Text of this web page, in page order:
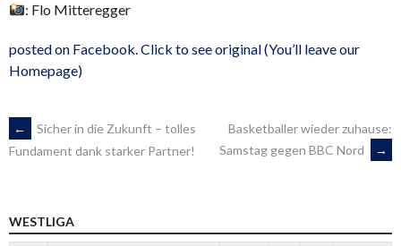
: Flo Mitteregger
posted on Facebook. Click to see original (You’ll leave our
Homepage)
ARTIKEL-
←
Sicher in die Zukunft – tolles
Fundament dank starker Partner!
Basketballer wieder zuhause:
Samstag gegen BBC Nord
→
WESTLIGA